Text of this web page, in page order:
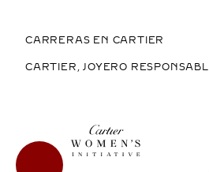
CARRERAS EN CARTIER
CARTIER, JOYERO